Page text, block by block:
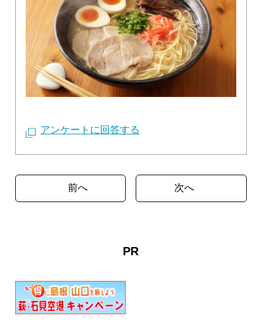
アンケートに回答する
前へ 次へ
PR